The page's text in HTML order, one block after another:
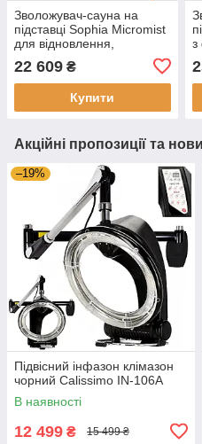
Зволожувач-сауна на
підставці Sophia Micromist
для відновлення,
регенерації та догляду за
волоссям з функцією
озону
22 609 ₴
Купити
з
Акційні пропозиції та
–19%
Підвісний інфазон клімазон
чорний Calissimo IN-106A
В наявності
12 499 ₴ 15 499 ₴